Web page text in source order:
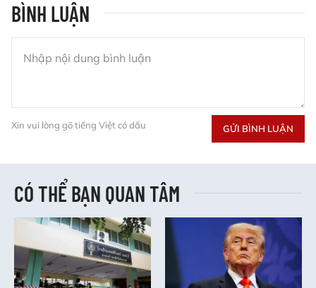
BÌNH LUẬN
Xin vui lòng gõ tiếng Việt có dấu GỬI BÌNH LUẬN
CÓ THỂ BẠN QUAN TÂM